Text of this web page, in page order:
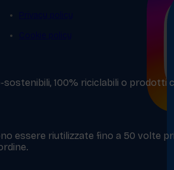
100% riciclabili o
essere riutilizzate fino a 50 volte